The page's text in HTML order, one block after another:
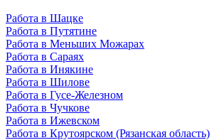
Работа в Шацке
Работа в Путятине
Работа в Меньших Можарах
Работа в Сараях
Работа в Инякине
Работа в Шилове
Работа в Гусе-Железном
Работа в Чучкове
Работа в Ижевском
Работа в Крутоярском (Рязанская область)